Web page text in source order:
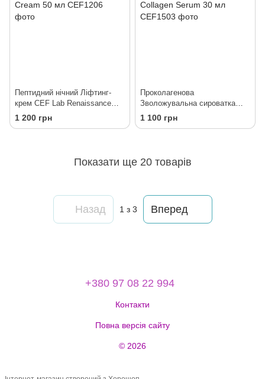
Пептидний нічний Ліфтинг-
крем CEF Lab Renaissance
Peptilift Night Cream 50 мл
1 200 грн
Проколагенова
Зволожувальна сироватка
CEF Lab Aqua O2xy Pro-
Collagen Serum 30 мл
1 100 грн
Показати ще 20 товарів
Назад 1з 3 Вперед
+380 97 08 22 994
Контакти
Повна версія сайту
© 2026